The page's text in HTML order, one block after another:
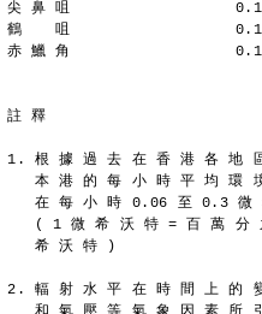
尖 鼻 咀
鶴  　咀
赤 鱲 角
註 釋
1. 根 據 過 去 在 香 港 各 地
本 港 的 每 小 時 平 均 環
在 每 小 時 0.06 至 0.3 微
( 1 微 希 沃 特 = 百 萬 分
希 沃 特 )
2. 輻 射 水 平 在 時 間 上 的